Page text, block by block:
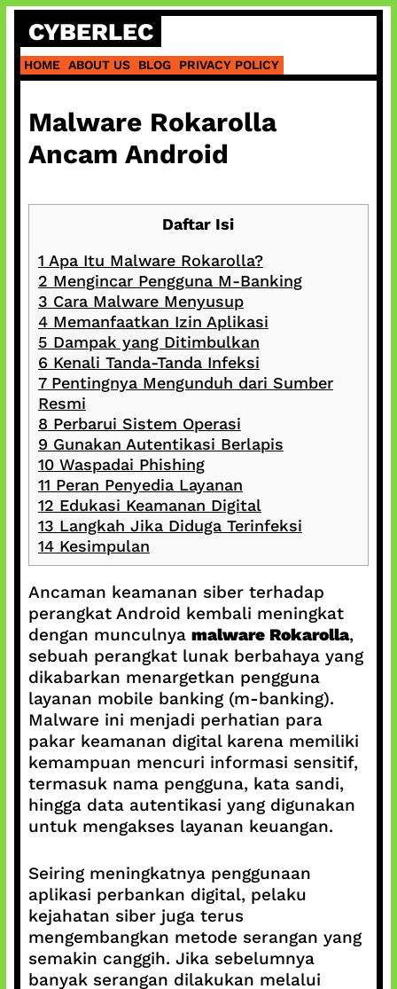
Skip
content
CYBERLEC
HOME ABOUT US BLOG PRIVACY POLICY
Malware Rokarolla
Ancam Android
Daftar Isi
1 Apa Itu Malware Rokarolla?
2 Mengincar Pengguna M-Banking
3 Cara Malware Menyusup
4Memanfaatkan Izin Aplikasi
5 Dampak yang Ditimbulkan
6 Kenali Tanda-Tanda Infeksi
7Pentingnya Mengunduh dari Sumber
Resmi
8 Perbarui Sistem Operasi
9 Gunakan Autentikasi Berlapis
10Waspadai Phishing
11 Peran Penyedia Layanan
12 Edukasi Keamanan Digital
13 Langkah Jika Diduga Terinfeksi
14Kesimpulan
Ancaman keamanan siber terhadap
perangkat Android kembali meningkat
dengan munculnya malware Rokarolla,
sebuah perangkat lunak berbahaya yang
dikabarkan menargetkan pengguna
layanan mobile banking (m-banking).
Malware ini menjadi perhatian para
pakar keamanan digital karena memiliki
kemampuan mencuri informasi sensitif,
termasuk nama pengguna, kata sandi,
hingga data autentikasi yang digunakan
untuk mengakses layanan keuangan.
Seiring meningkatnya penggunaan
aplikasi perbankan digital, pelaku
kejahatan siber juga terus
mengembangkan metode serangan yang
semakin canggih. Jika sebelumnya
banyak serangan dilakukan melalui